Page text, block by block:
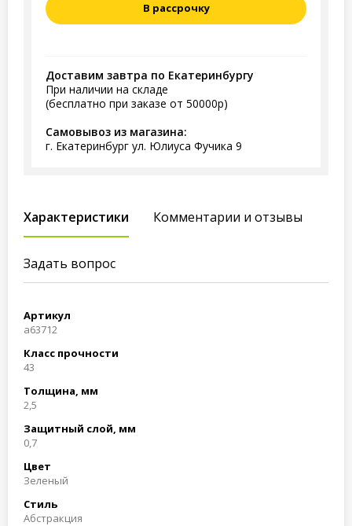
В рассрочку
Доставим завтра по Екатеринбургу
При наличии на складе
(бесплатно при заказе от 50000р)
Самовывоз из магазина:
г. Екатеринбург ул. Юлиуса Фучика 9
Характеристики Комментарии и отзывы
Задать вопрос
Артикул
a63712
Класс прочности
43
Толщина, мм
2,5
Защитный слой, мм
0,7
Цвет
Зеленый
Стиль
Абстракция